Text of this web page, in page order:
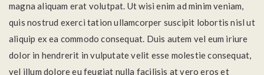
magna aliquam erat volutpat. Ut wisi enim ad minim veniam,
quis nostrud exerci tation ullamcorper suscipit lobortis nisl ut
aliquip ex ea commodo consequat. Duis autem vel eum iriure
dolor in hendrerit in vulputate velit esse molestie consequat,
vel illum dolore eu feugiat nulla facilisis at vero eros et